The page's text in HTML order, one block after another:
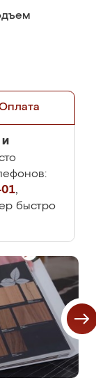
и
01,
быстро